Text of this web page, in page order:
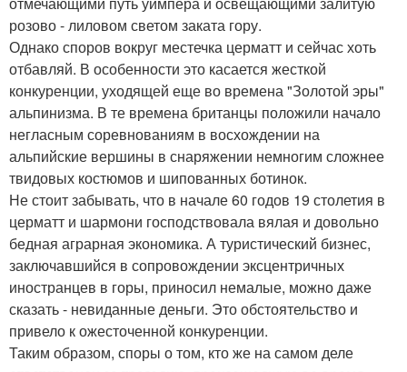
розово - лиловом светом заката гору.
Однако споров вокруг местечка церматт и сейчас хоть
отбавляй. В особенности это касается жесткой
конкуренции, уходящей еще во времена "Золотой эры"
альпинизма. В те времена британцы положили начало
негласным соревнованиям в восхождении на
альпийские вершины в снаряжении немногим сложнее
твидовых костюмов и шипованных ботинок.
Не стоит забывать, что в начале 60 годов 19 столетия в
церматт и шармони господствовала вялая и довольно
бедная аграрная экономика. А туристический бизнес,
заключавшийся в сопровождении эксцентричных
иностранцев в горы, приносил немалые, можно даже
сказать - невиданные деньги. Это обстоятельство и
привело к ожесточенной конкуренции.
Таким образом, споры о том, кто же на самом деле